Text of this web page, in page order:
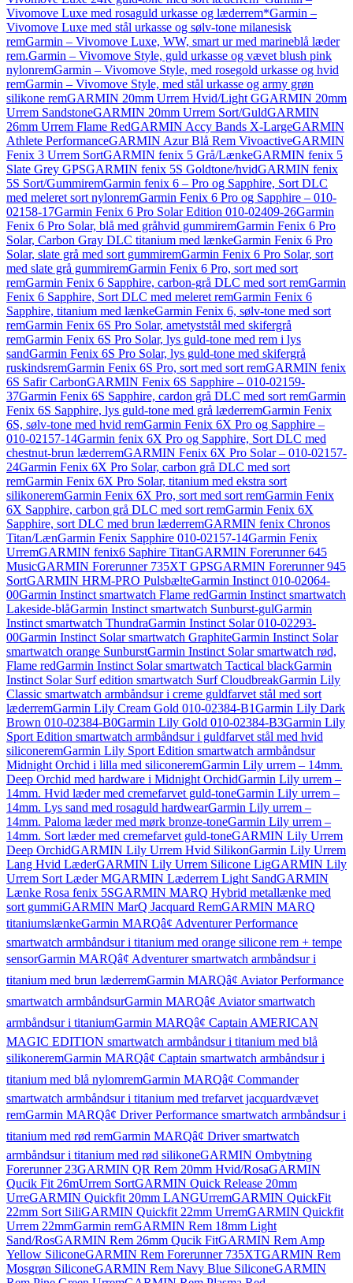
Vivomove Luxe med rosaguld urkasse og læderrem*Garmin –
Vivomove Luxe med stål urkasse og sølv-tone milanesisk
remGarmin – Vivomove Luxe, WW, smart ur med marineblå læder
rem.Garmin – Vivomove Style, guld urkasse og vævet blush pink
nylonremGarmin – Vivomove Style, med rosegold urkasse og hvid
remGarmin – Vivomove Style, med stål urkasse og army grøn
silikone remGARMIN 20mm Urrem Hvid/Light GGARMIN 20mm
Urrem SandstoneGARMIN 20mm Urrem Sort/GuldGARMIN
26mm Urrem Flame RedGARMIN Accy Bands X-LargeGARMIN
Athlete PerformanceGARMIN Azur Blå Rem VivoactiveGARMIN
Fenix 3 Urrem SortGARMIN fenix 5 Grå/LænkeGARMIN fenix 5
Slate Grey GPSGARMIN fenix 5S Goldtone/hvidGARMIN fenix
5S Sort/GummiremGarmin fenix 6 – Pro og Sapphire, Sort DLC
med meleret sort nylonremGarmin Fenix 6 Pro og Sapphire – 010-
02158-17Garmin Fenix 6 Pro Solar Edition 010-02409-26Garmin
Fenix 6 Pro Solar, blå med gråhvid gummiremGarmin Fenix 6 Pro
Solar, Carbon Gray DLC titanium med lænkeGarmin Fenix 6 Pro
Solar, slate grå med sort gummiremGarmin Fenix 6 Pro Solar, sort
med slate grå gummiremGarmin Fenix 6 Pro, sort med sort
remGarmin Fenix 6 Sapphire, carbon-grå DLC med sort remGarmin
Fenix 6 Sapphire, Sort DLC med meleret remGarmin Fenix 6
Sapphire, titanium med lænkeGarmin Fenix 6, sølv-tone med sort
remGarmin Fenix 6S Pro Solar, ametyststål med skifergrå
remGarmin Fenix 6S Pro Solar, lys guld-tone med rem i lys
sandGarmin Fenix 6S Pro Solar, lys guld-tone med skifergrå
ruskindsremGarmin Fenix 6S Pro, sort med sort remGARMIN fenix
6S Safir CarbonGARMIN Fenix 6S Sapphire – 010-02159-
37Garmin Fenix 6S Sapphire, cardon grå DLC med sort remGarmin
Fenix 6S Sapphire, lys guld-tone med grå læderremGarmin Fenix
6S, sølv-tone med hvid remGarmin Fenix 6X Pro og Sapphire –
010-02157-14Garmin fenix 6X Pro og Sapphire, Sort DLC med
chestnut-brun læderremGARMIN Fenix 6X Pro Solar – 010-02157-
24Garmin Fenix 6X Pro Solar, carbon grå DLC med sort
remGarmin Fenix 6X Pro Solar, titanium med ekstra sort
silikoneremGarmin Fenix 6X Pro, sort med sort remGarmin Fenix
6X Sapphire, carbon grå DLC med sort remGarmin Fenix 6X
Sapphire, sort DLC med brun læderremGARMIN fenix Chronos
Titan/LænGarmin Fenix Sapphire 010-02157-14Garmin Fenix
UrremGARMIN fenix6 Saphire TitanGARMIN Forerunner 645
MusicGARMIN Forerunner 735XT GPSGARMIN Forerunner 945
SortGARMIN HRM-PRO PulsbælteGarmin Instinct 010-02064-
00Garmin Instinct smartwatch Flame redGarmin Instinct smartwatch
Lakeside-blåGarmin Instinct smartwatch Sunburst-gulGarmin
Instinct smartwatch ThundraGarmin Instinct Solar 010-02293-
00Garmin Instinct Solar smartwatch GraphiteGarmin Instinct Solar
smartwatch orange SunburstGarmin Instinct Solar smartwatch rød,
Flame redGarmin Instinct Solar smartwatch Tactical blackGarmin
Instinct Solar Surf edition smartwatch Surf CloudbreakGarmin Lily
Classic smartwatch armbåndsur i creme guldfarvet stål med sort
læderremGarmin Lily Cream Gold 010-02384-B1Garmin Lily Dark
Brown 010-02384-B0Garmin Lily Gold 010-02384-B3Garmin Lily
Sport Edition smartwatch armbåndsur i guldfarvet stål med hvid
siliconeremGarmin Lily Sport Edition smartwatch armbåndsur
Midnight Orchid i lilla med siliconeremGarmin Lily urrem – 14mm.
Deep Orchid med hardware i Midnight OrchidGarmin Lily urrem –
14mm. Hvid læder med cremefarvet guld-toneGarmin Lily urrem –
14mm. Lys sand med rosaguld hardwearGarmin Lily urrem –
14mm. Paloma læder med mørk bronze-toneGarmin Lily urrem –
14mm. Sort læder med cremefarvet guld-toneGARMIN Lily Urrem
Deep OrchidGARMIN Lily Urrem Hvid SilikonGarmin Lily Urrem
Lang Hvid LæderGARMIN Lily Urrem Silicone LigGARMIN Lily
Urrem Sort Læder MGARMIN Læderrem Light SandGARMIN
Lænke Rosa fenix 5SGARMIN MARQ Hybrid metallænke med
sort gummiGARMIN MarQ Jacquard RemGARMIN MARQ
titaniumslænkeGarmin MARQâ¢ Adventurer Performance
smartwatch armbåndsur i titanium med orange silicone rem + tempe
sensorGarmin MARQâ¢ Adventurer smartwatch armbåndsur i
titanium med brun læderremGarmin MARQâ¢ Aviator Performance
smartwatch armbåndsurGarmin MARQâ¢ Aviator smartwatch
armbåndsur i titaniumGarmin MARQâ¢ Captain AMERICAN
MAGIC EDITION smartwatch armbåndsur i titanium med blå
silikoneremGarmin MARQâ¢ Captain smartwatch armbåndsur i
titanium med blå nylomremGarmin MARQâ¢ Commander
smartwatch armbåndsur i titanium med trefarvet jacquardvævet
remGarmin MARQâ¢ Driver Performance smartwatch armbåndsur i
titanium med rød remGarmin MARQâ¢ Driver smartwatch
armbåndsur i titanium med rød silikoneGARMIN Ombytning
Forerunner 23GARMIN QR Rem 20mm Hvid/RosaGARMIN
Qucik Fit 26mUrrem SortGARMIN Quick Release 20mm
UrreGARMIN Quickfit 20mm LANGUrremGARMIN QuickFit
22mm Sort SiliGARMIN Quickfit 22mm UrremGARMIN Quickfit
Urrem 22mmGarmin remGARMIN Rem 18mm Light
Sand/RosGARMIN Rem 26mm Qucik FitGARMIN Rem Amp
Yellow SiliconeGARMIN Rem Forerunner 735XTGARMIN Rem
Mosgrøn SiliconeGARMIN Rem Navy Blue SiliconeGARMIN